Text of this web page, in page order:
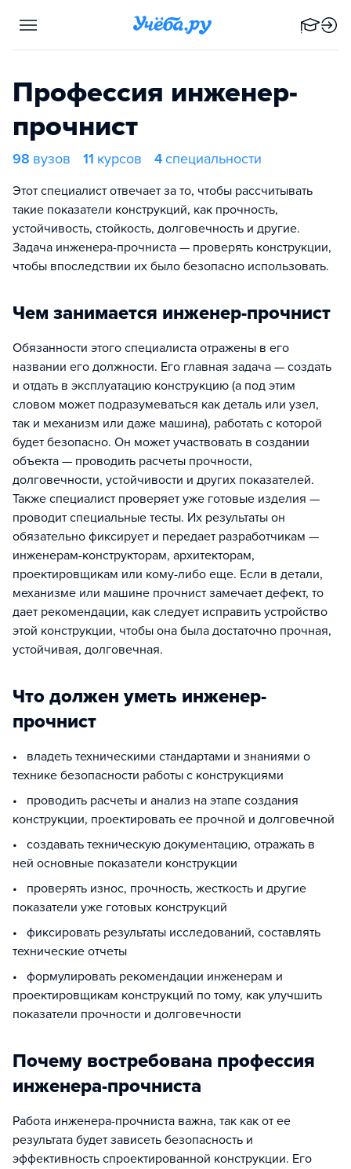
Профессия инженер-
прочнист
98 вузов 11 курсов 4специальности
Этот специалист отвечает за то, чтобы рассчитывать
такие показатели конструкций, как прочность,
устойчивость, стойкость, долговечность и другие.
Задача инженера-прочниста — проверять конструкции,
чтобы впоследствии их было безопасно использовать.
Чем занимается инженер-прочнист
Обязанности этого специалиста отражены в его
названии его должности. Его главная задача — создать
и отдать в эксплуатацию конструкцию (а под этим
словом может подразумеваться как деталь или узел,
так и механизм или даже машина), работать с которой
будет безопасно. Он может участвовать в создании
объекта — проводить расчеты прочности,
долговечности, устойчивости и других показателей.
Также специалист проверяет уже готовые изделия —
проводит специальные тесты. Их результаты он
обязательно фиксирует и передает разработчикам —
инженерам-конструкторам, архитекторам,
проектировщикам или кому-либо еще. Если в детали,
механизме или машине прочнист замечает дефект, то
дает рекомендации, как следует исправить устройство
этой конструкции, чтобы она была достаточно прочная,
устойчивая, долговечная.
Что должен уметь инженер-
прочнист
• владеть техническими стандартами и знаниями о
технике безопасности работы с конструкциями
• проводить расчеты и анализ на этапе создания
конструкции, проектировать ее прочной и долговечной
• создавать техническую документацию, отражать в
ней основные показатели конструкции
• проверять износ, прочность, жесткость и другие
показатели уже готовых конструкций
• фиксировать результаты исследований, составлять
технические отчеты
• формулировать рекомендации инженерам и
проектировщикам конструкций по тому, как улучшить
показатели прочности и долговечности
Почему востребована профессия
инженера-прочниста
Работа инженера-прочниста важна, так как от ее
результата будет зависеть безопасность и
эффективность спроектированной конструкции. Его